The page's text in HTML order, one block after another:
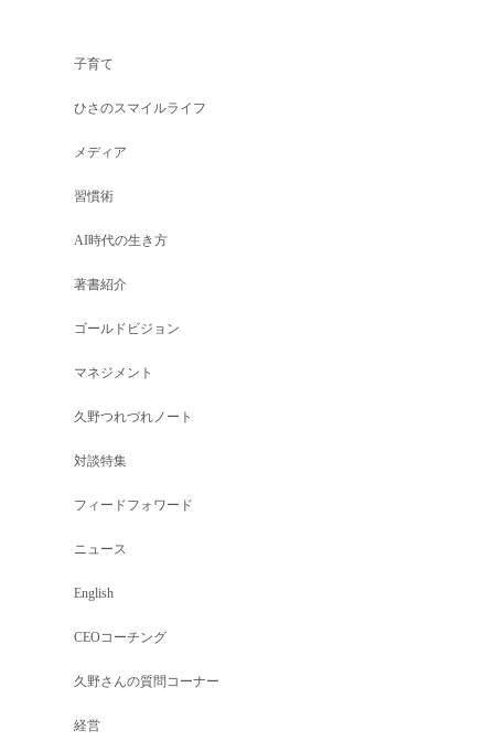
子育て
ひさのスマイルライフ
メディア
習慣術
AI時代の生き方
著書紹介
ゴールドビジョン
マネジメント
久野つれづれノート
対談特集
フィードフォワード
ニュース
English
CEOコーチング
久野さんの質問コーナー
経営